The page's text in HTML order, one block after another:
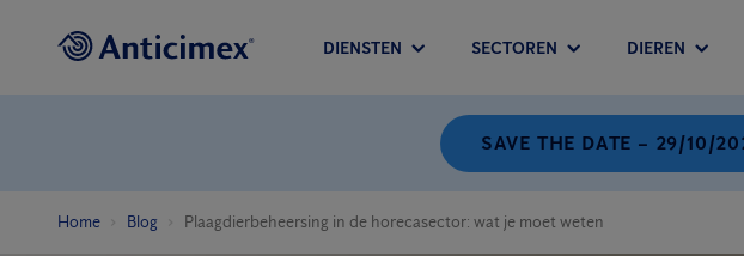
DIENSTEN SECTOREN DIEREN
SAVE THE DATE – 29/10/
Home Blog Plaagdierbeheersing in de horecasector: wat je moet weten